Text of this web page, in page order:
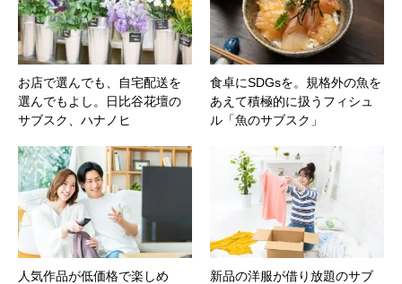
お店で選んでも、自宅配送を
選んでもよし。日比谷花壇の
サブスク、ハナノヒ
食卓にSDGsを。規格外の魚を
あえて積極的に扱うフィシュ
ル「魚のサブスク」
人気作品が低価格で楽しめ
新品の洋服が借り放題のサブ